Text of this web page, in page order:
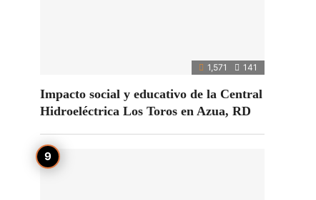
1,571 141
Impacto social y educativo de la Central
Hidroeléctrica Los Toros en Azua, RD